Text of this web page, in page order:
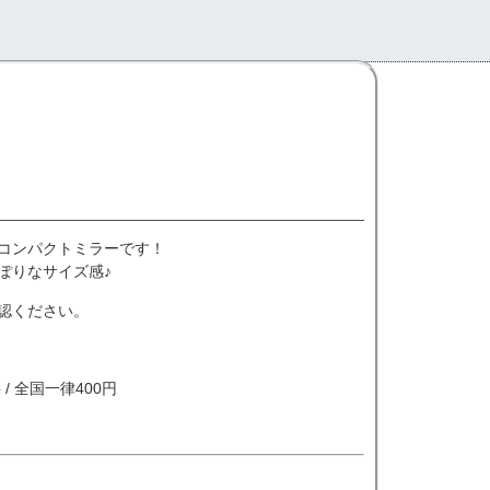
ンパクトミラーです！
りなサイズ感♪
ください。
全国一律400円